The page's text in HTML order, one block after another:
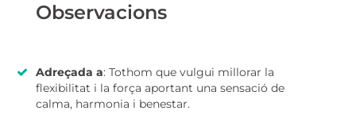
Observacions
Adreçada a: Tothom que vulgui millorar la
flexibilitat i la força aportant una sensació de
calma, harmonia i benestar.